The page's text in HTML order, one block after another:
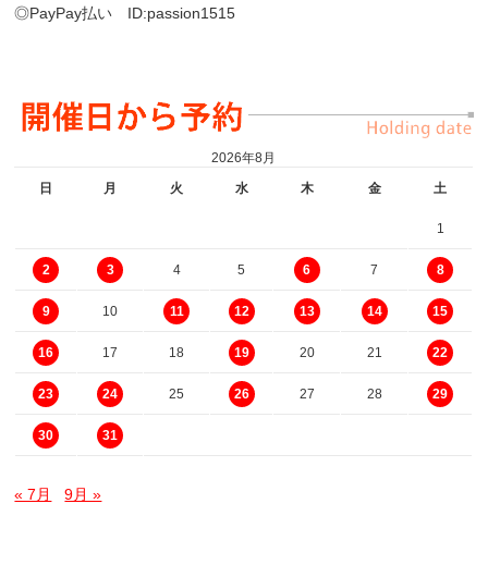
◎PayPay払い ID:passion1515
2026年8月
日
月 火 水 木 金 土
1
2 3 4 5 6 7 8
9 10 11 12 13 14 15
16 17 18 19 20 21 22
23 24 25 26 27 28 29
30 31
« 7月 9月 »